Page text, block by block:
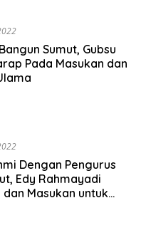
Sumut, Gubsu
Pada Masukan dan
Dengan Pengurus
Edy Rahmayadi
dan Masukan untuk